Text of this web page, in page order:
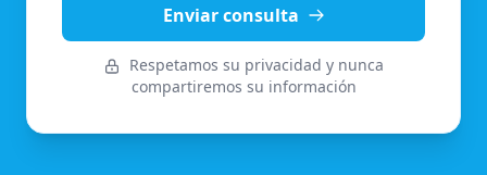
Enviar consulta
Respetamos su privacidad y nunca
compartiremos su información